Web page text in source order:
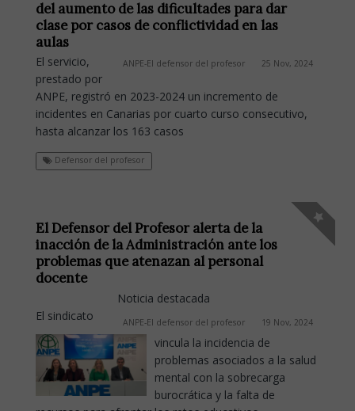
del aumento de las dificultades para dar
clase por casos de conflictividad en las
aulas
ANPE-El defensor del profesor 25 Nov, 2024
El servicio,
prestado por
ANPE, registró en 2023-2024 un incremento de
incidentes en Canarias por cuarto curso consecutivo,
hasta alcanzar los 163 casos
Defensor del profesor
El Defensor del Profesor alerta de la
inacción de la Administración ante los
problemas que atenazan al personal
docente
Noticia destacada
ANPE-El defensor del profesor 19 Nov, 2024
El sindicato
vincula la incidencia de
problemas asociados a la salud
mental con la sobrecarga
burocrática y la falta de